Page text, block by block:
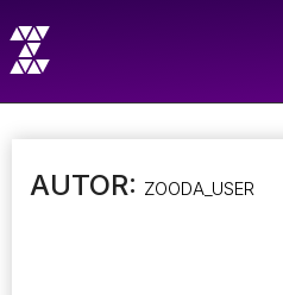
AUTOR: ZOODA_USER